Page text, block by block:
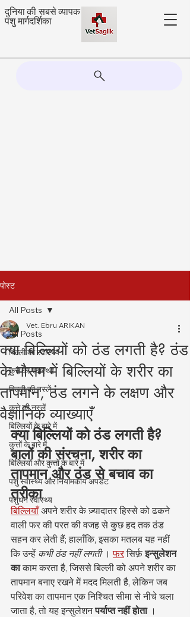
दुनिया की सबसे व्यापक
पशु मार्गदर्शिका
पोस्ट
All Posts
बिल्ली का स्वास्थ्य
कुत्ते का स्वास्थ्य
बिल्ली की नस्लें
कुत्ते की नस्लें
बिल्लियों के बारे में
कुत्तों के बारे में
बिल्लियों और कुत्तों के बारे में
पशु स्वास्थ्य और नियामकीय अपडेट
पशुधन स्वास्थ्य
All Posts
क्या बिल्लियों को ठंड लगती है? ठंड
के मौसम में बिल्लियों के शरीर का
तापमान, ठंड लगने के लक्षण और
वैज्ञानिक व्याख्याएँ
Vet. Ebru ARIKAN
क्या बिल्लियों को ठंड लगती है?
बालों की संरचना, शरीर का
तापमान और ठंड से बचाव का
तरीका
बिल्लियाँ अपने शरीर के ज़्यादातर हिस्से को ढकने
वाली फर की परत की वजह से कुछ हद तक ठंड
सहन कर लेती हैं; हालाँकि, इसका मतलब यह नहीं
कि उन्हें कभी ठंड नहीं लगती । फर सिर्फ़ इन्सुलेशन
का काम करता है, जिससे बिल्ली को अपने शरीर का
तापमान बनाए रखने में मदद मिलती है, लेकिन जब
परिवेश का तापमान एक निश्चित सीमा से नीचे चला
जाता है, तो यह इन्सुलेशन पर्याप्त नहीं होता ।